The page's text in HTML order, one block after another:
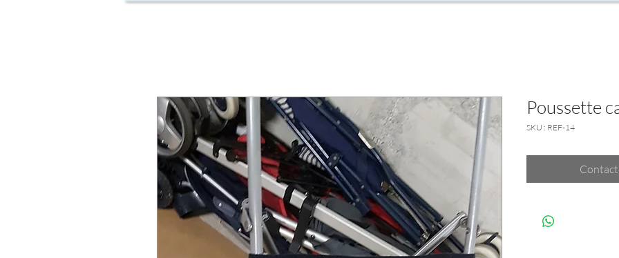
Poussette
SKU : REF-14